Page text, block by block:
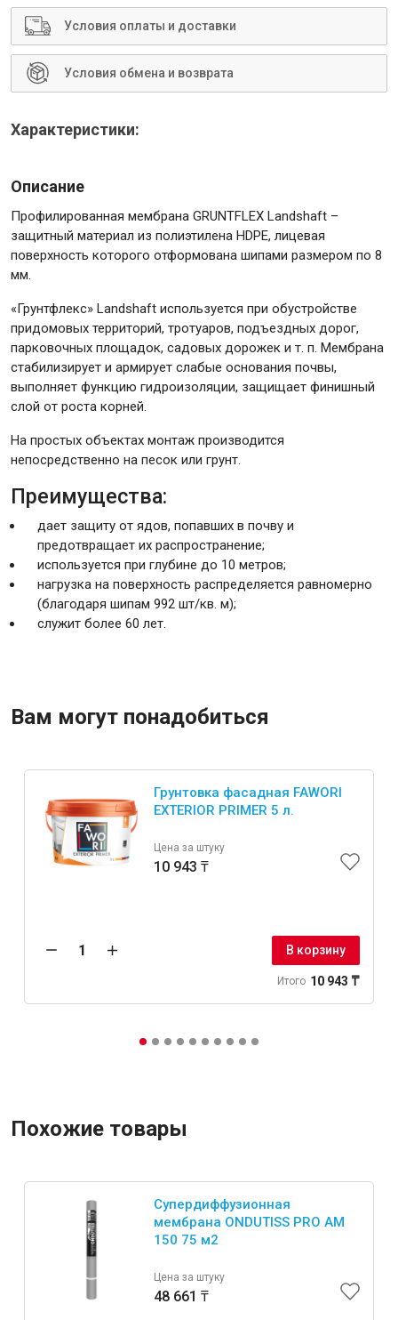
Условия оплаты и доставки
Условия обмена и возврата
Характеристики:
Описание
Профилированная мембрана GRUNTFLEX Landshaft –
защитный материал из полиэтилена HDPE, лицевая
поверхность которого отформована шипами размером по 8
мм.
«Грунтфлекс» Landshaft используется при обустройстве
придомовых территорий, тротуаров, подъездных дорог,
парковочных площадок, садовых дорожек и т. п. Мембрана
стабилизирует и армирует слабые основания почвы,
выполняет функцию гидроизоляции, защищает финишный
слой от роста корней.
На простых объектах монтаж производится
непосредственно на песок или грунт.
Преимущества:
дает защиту от ядов, попавших в почву и
предотвращает их распространение;
используется при глубине до 10 метров;
нагрузка на поверхность распределяется равномерно
(благодаря шипам 992 шт/кв. м);
служит более 60 лет.
Вам могут понадобиться
Грунтовка фасадная FAWORI
EXTERIOR PRIMER 5 л.
Цена за штуку
10 943 ₸
В корзину
Итого 10 943 ₸
Похожие товары
Супердиффузионная
мембрана ONDUTISS PRO AM
150 75 м2
Цена за штуку
48 661 ₸
Инструменты
Инструмент для штукатурно-отделочных работ
Ещё 2
Сантехника
Крепежи
Анкеры
Монтажные ленты
Канаты, шнуры
Оборудование для клининга и уборки